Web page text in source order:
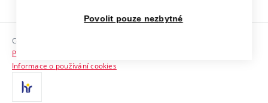
Sociální bezpečí
HR Award
Kontakty
Copyright © 2026 VUT
Prohlášení o přístupnosti
Informace o používání cookies
Povolit pouze nezbytné